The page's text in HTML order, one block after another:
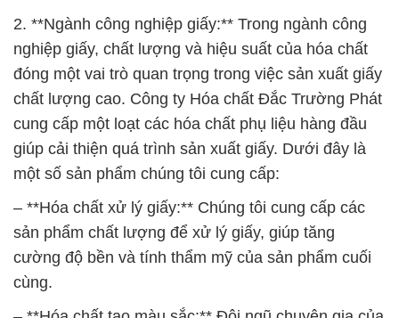
2. **Ngành công nghiệp giấy:** Trong ngành công
nghiệp giấy, chất lượng và hiệu suất của hóa chất
đóng một vai trò quan trọng trong việc sản xuất giấy
chất lượng cao. Công ty Hóa chất Đắc Trường Phát
cung cấp một loạt các hóa chất phụ liệu hàng đầu
giúp cải thiện quá trình sản xuất giấy. Dưới đây là
một số sản phẩm chúng tôi cung cấp:
– **Hóa chất xử lý giấy:** Chúng tôi cung cấp các
sản phẩm chất lượng để xử lý giấy, giúp tăng
cường độ bền và tính thẩm mỹ của sản phẩm cuối
cùng.